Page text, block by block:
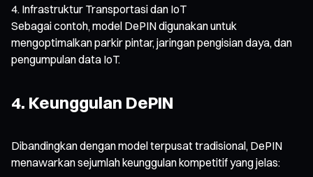
Infrastruktur Transportasi dan IoT
Sebagai contoh, model DePIN digunakan untuk
mengoptimalkan parkir pintar, jaringan pengisian daya, dan
pengumpulan data IoT.
4. Keunggulan DePIN
Dibandingkan dengan model terpusat tradisional, DePIN
menawarkan sejumlah keunggulan kompetitif yang jelas: